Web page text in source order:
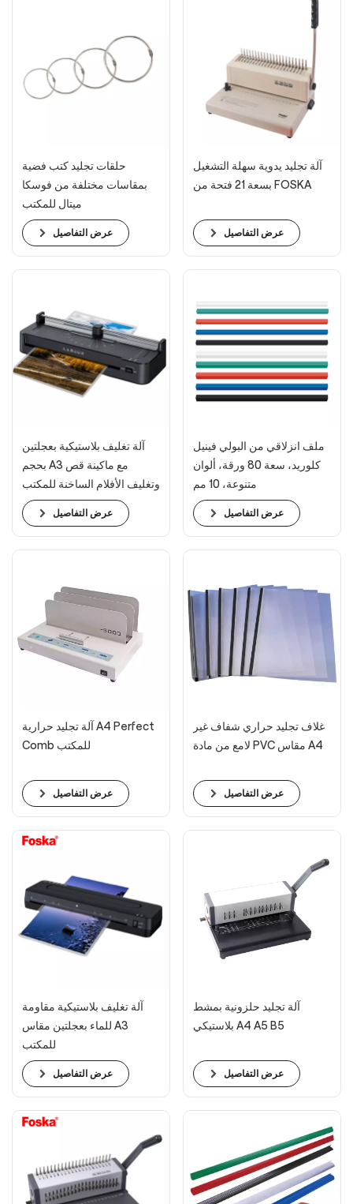
حلقات تجليد كتب فضية
بمقاسات مختلفة من فوسكا
ميتال للمكتب
عرض التفاصيل
آلة تجليد يدوية سهلة التشغيل
بسعة 21 فتحة من FOSKA
عرض التفاصيل
آلة تغليف بلاستيكية بعجلتين
بحجم A3 مع ماكينة قص
وتغليف الأفلام الساخنة للمكتب
عرض التفاصيل
ملف انزلاقي من البولي فينيل
كلوريد، سعة 80 ورقة، ألوان
متنوعة، 10 مم
عرض التفاصيل
آلة تجليد حرارية A4 Perfect
Comb للمكتب
عرض التفاصيل
غلاف تجليد حراري شفاف غير
لامع من مادة PVC مقاس A4
عرض التفاصيل
آلة تغليف بلاستيكية مقاومة
للماء بعجلتين مقاس A3
للمكتب
عرض التفاصيل
آلة تجليد حلزونية بمشط
بلاستيكي A4 A5 B5
عرض التفاصيل